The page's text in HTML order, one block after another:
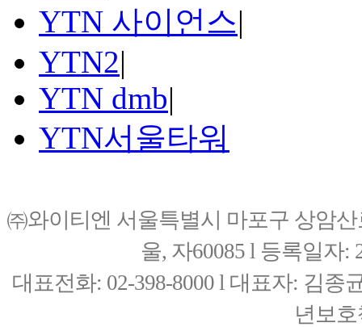
YTN 사이언스|
YTN2|
YTN dmb|
YTN서울타워
㈜와이티엔 서울특별시 마포구 상암
울, 자60085 l 등록일자:
대표전화: 02-398-8000 l 대표자: 김종
년보